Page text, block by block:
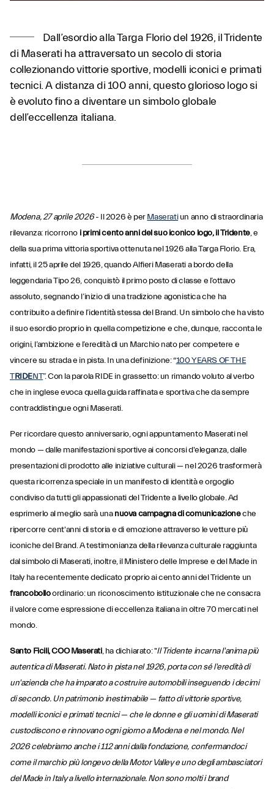
Dall’esordio alla Targa Florio del 1926, il Tridente
di Maserati ha attraversato un secolo di storia
collezionando vittorie sportive, modelli iconici e primati
tecnici. A distanza di 100 anni, questo glorioso logo si
è evoluto fino a diventare un simbolo globale
dell’eccellenza italiana.
Modena, 27 aprile 2026- Il 2026 è perMaseratiun anno di straordinaria
rilevanza: ricorrono i primi cento anni del suo iconico logo, il Tridente, e
della sua prima vittoria sportiva ottenuta nel 1926 alla Targa Florio. Era,
infatti, il 25 aprile del 1926, quando Alfieri Maserati a bordo della
leggendaria Tipo 26, conquistò il primo posto di classe e l’ottavo
assoluto, segnando l’inizio di una tradizione agonistica che ha
contribuito a definire l’identità stessa del Brand. Un simbolo che ha visto
il suo esordio proprio in quella competizione e che, dunque, racconta le
origini, l’ambizione e l’eredità di un Marchio nato per competere e
vincere su strada e in pista. In una definizione: “100 YEARS OF THE
TRIDENT”​. Con la parola RIDE in grassetto: un rimando voluto al verbo
che in inglese evoca quella guida raffinata e sportiva che da sempre
contraddistingue ogni Maserati.
Per ricordare questo anniversario, ogni appuntamento Maserati nel
mondo — dalle manifestazioni sportive ai concorsi d'eleganza, dalle
presentazioni di prodotto alle iniziative culturali — nel 2026 trasformerà
questa ricorrenza speciale in un manifesto di identità e orgoglio
condiviso da tutti gli appassionati del Tridente a livello globale. Ad
esprimerlo al meglio sarà unanuova campagna di comunicazioneche
ripercorre cent'anni di storia e di emozione attraverso le vetture più
iconiche del Brand. A testimonianza della rilevanza culturale raggiunta
dal simbolo di Maserati, inoltre, il Ministero delle Imprese e del Made in
Italy ha recentemente dedicato proprio ai cento anni del Tridente un
francobolloordinario: un riconoscimento istituzionale che ne consacra
il valore come espressione di eccellenza italiana in oltre 70 mercati nel
mondo.
Santo Ficili, COO Maserati, ha dichiarato: "Il Tridente incarna l'anima più
autentica di Maserati. Nato in pista nel 1926, porta con sé l'eredità di
un'azienda che ha imparato a costruire automobili inseguendo i decimi
di secondo. Un patrimonio inestimabile — fatto di vittorie sportive,
modelli iconici e primati tecnici — che le donne e gli uomini di Maserati
custodiscono e rinnovano ogni giorno a Modena e nel mondo. Nel
2026 celebriamo anche i 112 anni dalla fondazione, confermandoci
come il marchio più longevo della Motor Valley e uno degli ambasciatori
del Made in Italy a livello internazionale. Non sono molti i brand